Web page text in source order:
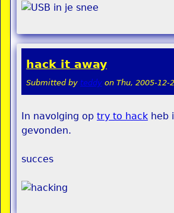
hack it away
Submitted by teddy on Thu, 2005-12-
In navolging op try to hack heb
gevonden.
succes